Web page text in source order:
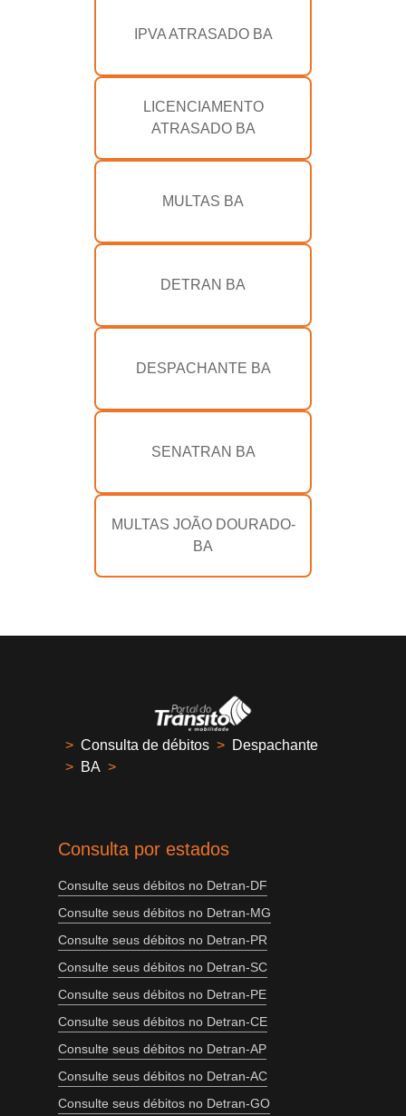
IPVA ATRASADO BA
LICENCIAMENTO
ATRASADO BA
MULTAS BA
DETRAN BA
DESPACHANTE BA
SENATRAN BA
MULTAS JOÃO DOURADO-
BA
> Consulta de débitos > Despachante
> BA >
Consulta por estados
Consulte seus débitos no Detran-DF
Consulte seus débitos no Detran-MG
Consulte seus débitos no Detran-PR
Consulte seus débitos no Detran-SC
Consulte seus débitos no Detran-PE
Consulte seus débitos no Detran-CE
Consulte seus débitos no Detran-AP
Consulte seus débitos no Detran-AC
Consulte seus débitos no Detran-GO